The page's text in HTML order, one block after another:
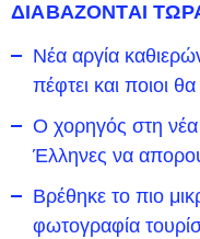
ΔΙΑΒΑΖΟΝΤΑΙ
Νέα αργία
πέφτει και ποιοι θα
Ο χορηγός στη
Έλληνες να
Βρέθηκε το πιο
φωτογραφία